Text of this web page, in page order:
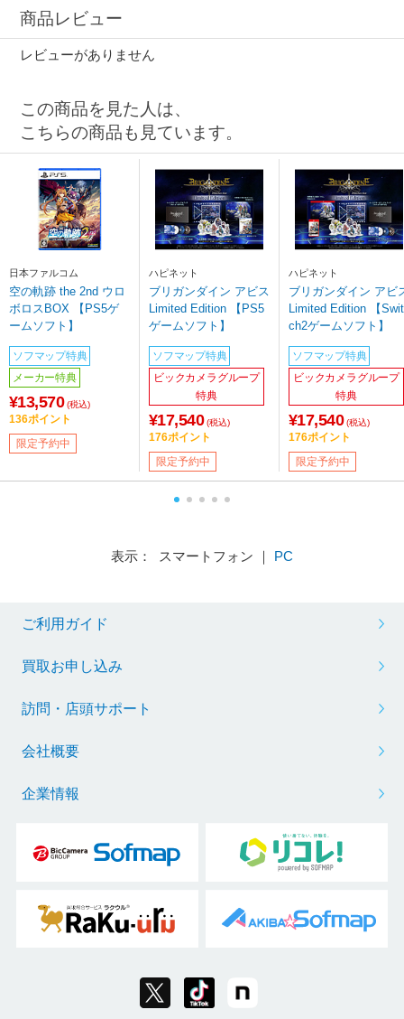
商品レビュー
レビューがありません
この商品を見た人は、
こちらの商品も見ています。
日本ファルコム
空の軌跡 the 2nd ウロ
ボロスBOX 【PS5ゲ
ームソフト】
ソフマップ特典
メーカー特典
¥13,570 (税込)
136ポイント
限定予約中
ハピネット
ブリガンダイン アビス
Limited Edition 【PS5
ゲームソフト】
ソフマップ特典
ビックカメラグループ
特典
¥17,540 (税込)
176ポイント
限定予約中
ハピネット
ブリガンダイン アビ
Limited Edition 【Swit
ch2ゲームソフト】
ソフマップ特典
ビックカメラグループ
特典
¥17,540 (税込)
176ポイント
限定予約中
表示： スマートフォン ｜ PC
ご利用ガイド
買取お申し込み
訪問・店頭サポート
会社概要
企業情報